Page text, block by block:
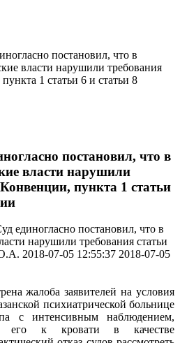
постановил, что в
власти нарушили требования
1 статьи 6 и статьи 8
постановил, что в
власти нарушили
пункта 1 статьи
единогласно постановил, что в
нарушили требования статьи
2018-07-05 12:55:37 2018-07-05
жалоба заявителей на условия
психиатрической больнице
с интенсивным наблюдением,
его к кровати в качестве